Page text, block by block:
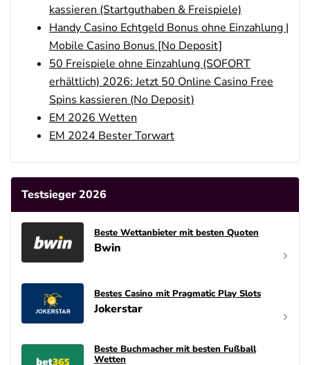
kassieren (Startguthaben & Freispiele)
Handy Casino Echtgeld Bonus ohne Einzahlung |
Mobile Casino Bonus [No Deposit]
50 Freispiele ohne Einzahlung (SOFORT
erhältlich) 2026: Jetzt 50 Online Casino Free
Spins kassieren (No Deposit)
EM 2026 Wetten
EM 2024 Bester Torwart
Testsieger 2026
Beste Wettanbieter mit besten Quoten
Bwin
Bestes Casino mit Pragmatic Play Slots
Jokerstar
Beste Buchmacher mit besten Fußball
Wetten